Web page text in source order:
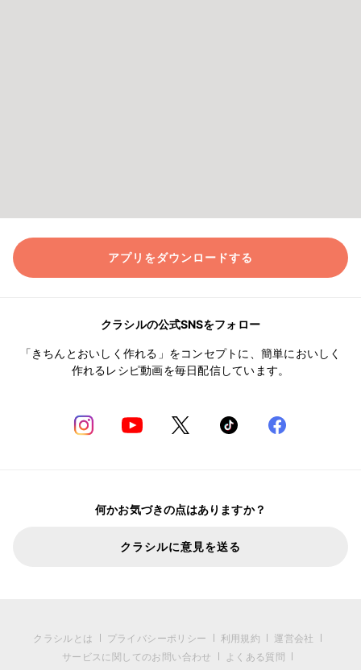
アプリをダウンロードする
クラシルの公式SNSをフォロー
「きちんとおいしく作れる」をコンセプトに、簡単においしく
作れるレシピ動画を毎日配信しています。
何かお気づきの点はありますか？
クラシルに意見を送る
クラシルとは プライバシーポリシー 利用規約
運営会社
サービスに関してのお問い合わせ
よくある質問